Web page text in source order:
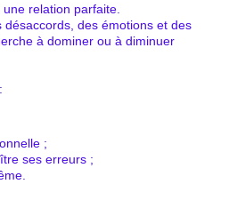
relation parfaite.
des émotions et des
à dominer ou à diminuer
;
ses erreurs ;